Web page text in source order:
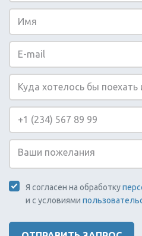
Экскурсии из
Ослобе,
Кавасан,
круиз по трём
культурная
лучшая база
отдыха на
Я согласен на обработку
и с условиями